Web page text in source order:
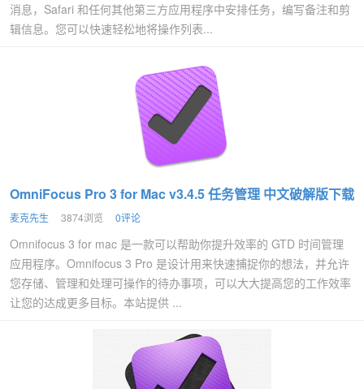
消息，Safari 和任何其他第三方应用程序中安排任务，编写备注和剪
辑信息。您可以快速轻松地将操作列表...
OmniFocus Pro 3 for Mac v3.4.5 任务管理 中文破解版下载
麦克先生 3874浏览 0评论
Omnifocus 3 for mac 是一款可以帮助你提升效率的 GTD 时间管理
应用程序。Omnifocus 3 Pro 是设计用来快速捕捉你的想法，并允许
您存储、管理和处理可操作的待办事项，可以大大提高您的工作效率
让您的达成更多目标。本站提供 ...